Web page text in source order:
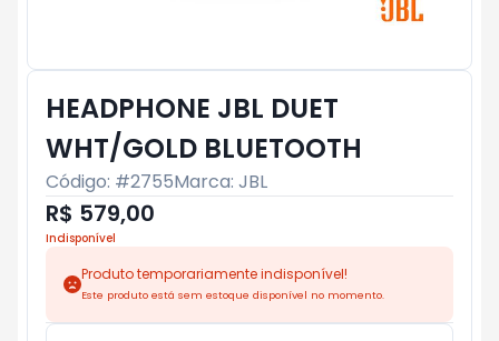
HEADPHONE JBL DUET
WHT/GOLD BLUETOOTH
Código: #2755Marca: JBL
R$ 579,00
Indisponível
Produto temporariamente indisponível!
Este produto está sem estoque disponível no momento.